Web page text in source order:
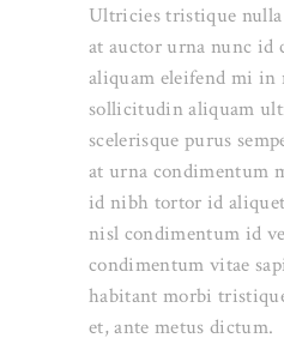
Ultricies tristique
at auctor urna nunc id
aliquam eleifend mi in
sollicitudin aliquam
scelerisque purus
at urna condimentum
id nibh tortor id
nisl condimentum id
condimentum vitae
habitant morbi
et, ante metus dictum.